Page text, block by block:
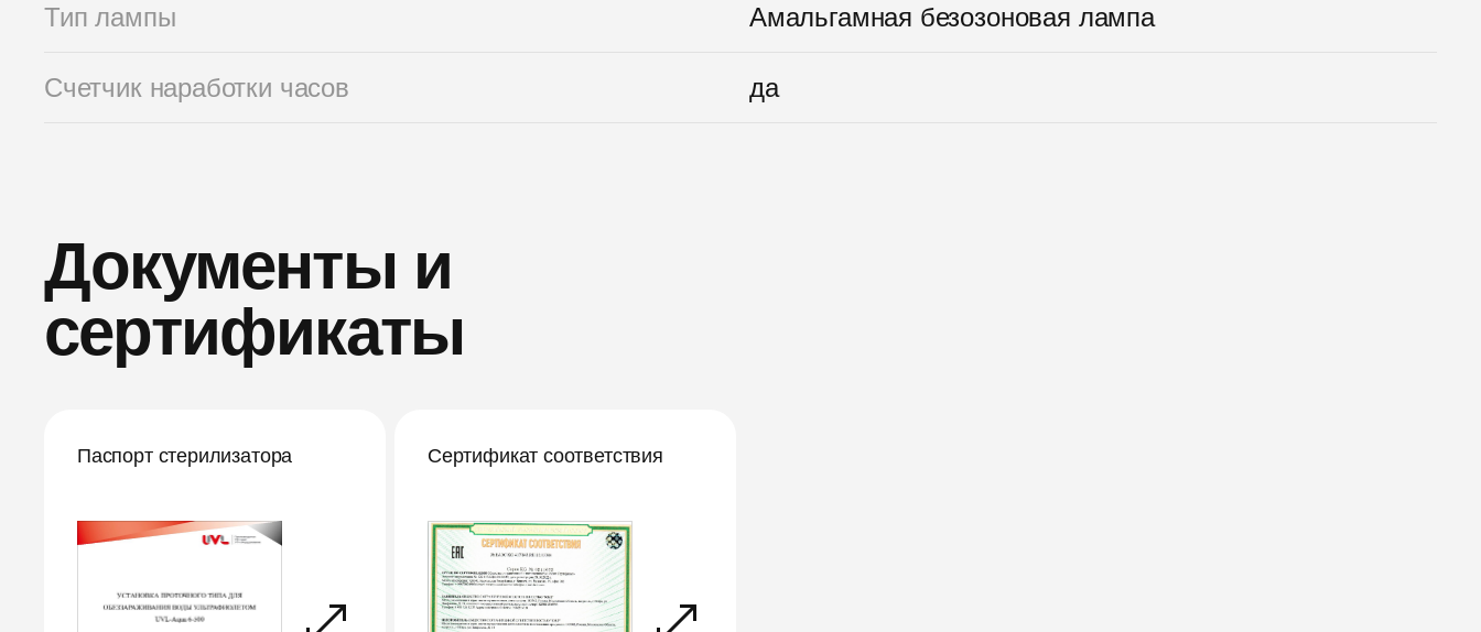
Тип лампы Амальгамная безозоновая лампа
Счетчик наработки часов да
Документы и
сертификаты
Паспорт стерилизатора Сертификат соответствия